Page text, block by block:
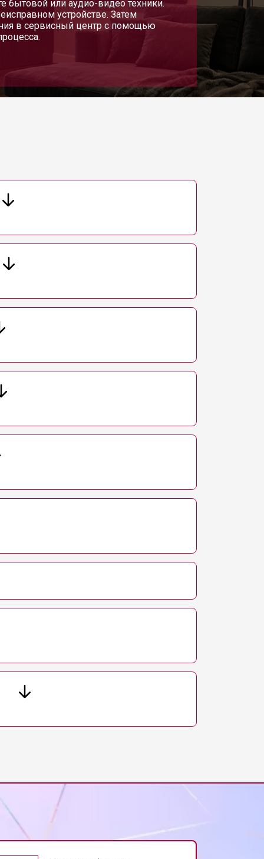
бытовой или аудио-видео техники.
устройстве. Затем
в сервисный центр с помощью